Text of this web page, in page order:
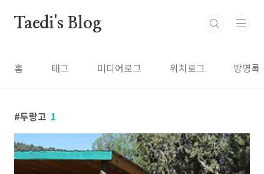
Taedi's Blog
홈 태그 미디어로그 위치로그 방명록
두랑고 1